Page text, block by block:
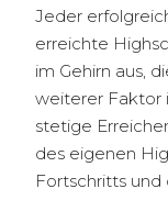
Jeder
erreichte
im Gehirn aus,
weiterer Faktor
stetige
des eigenen
Fortschritts und